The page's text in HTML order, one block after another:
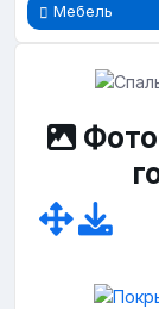
Мебель